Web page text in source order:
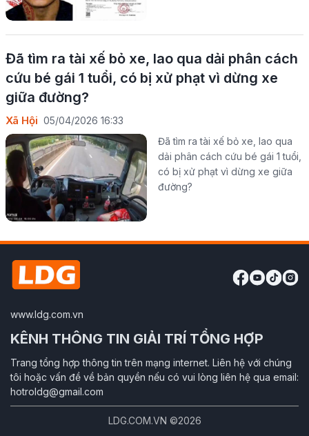
Đã tìm ra tài xế bỏ xe, lao qua dải phân cách
cứu bé gái 1 tuổi, có bị xử phạt vì dừng xe
giữa đường?
Xã Hội 05/04/2026 16:33
Đã tìm ra tài xế bỏ xe, lao qua
dải phân cách cứu bé gái 1 tuổi,
có bị xử phạt vì dừng xe giữa
đường?
www.ldg.com.vn
KÊNH THÔNG TIN GIẢI TRÍ TỔNG HỢP
Trang tổng hợp thông tin trên mạng internet. Liên hệ với chúng
tôi hoặc vấn đề về bản quyền nếu có vui lòng liên hệ qua email:
hotroldg@gmail.com
LDG.COM.VN ©2026